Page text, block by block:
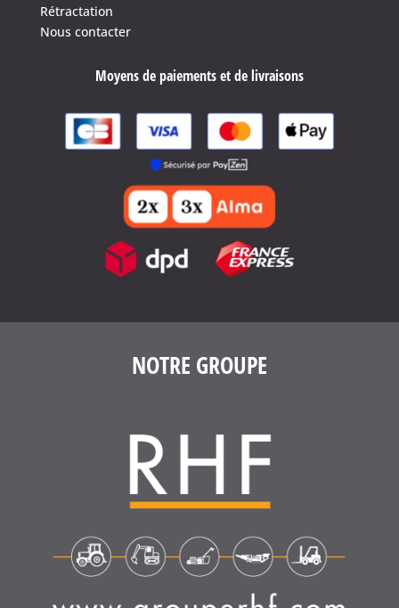
Rétractation
Nous contacter
Moyens de paiements et de livraisons
NOTRE GROUPE